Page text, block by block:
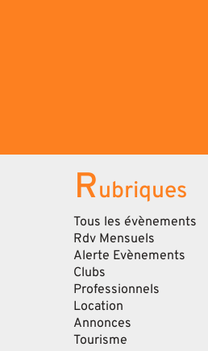
Rubriques
Tous les évènements
Rdv Mensuels
Alerte Evènements
Clubs
Professionnels
Location
Annonces
Tourisme